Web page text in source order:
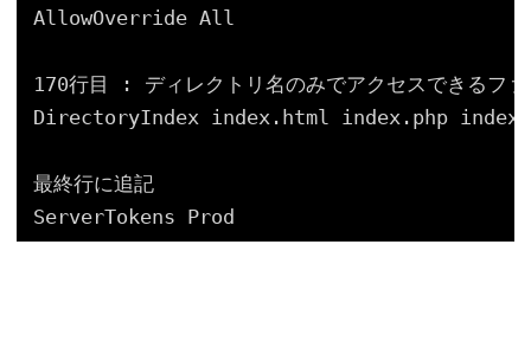
AllowOverride All
170行目 : ディレクトリ名のみでアクセスできるファ
DirectoryIndex index.html index.php
最終行に追記
ServerTokens Prod